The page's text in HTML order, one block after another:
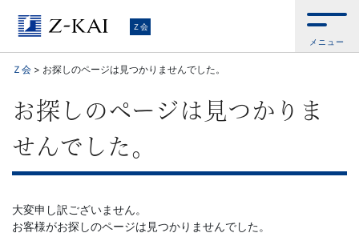
Ｚ
会
【公
式
サ
イ
Ｚ会
メニュー
Ｚ会 > お探しのページは見つかりませんでした。
お探しのページは見つかりま
せんでした。
大変申し訳ございません。
お客様がお探しのページは見つかりませんでした。